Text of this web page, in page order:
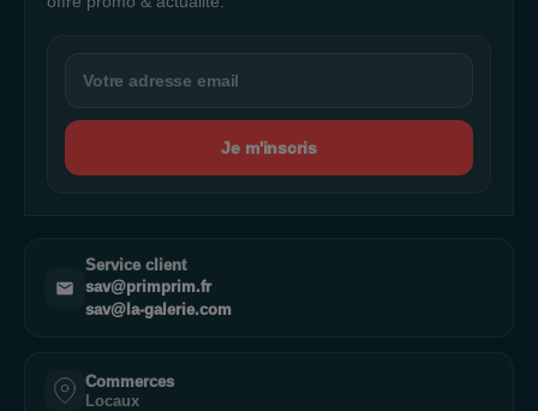
Je m'inscris
Service client
sav@primprim.fr
sav@la-galerie.com
Commerces
Locaux